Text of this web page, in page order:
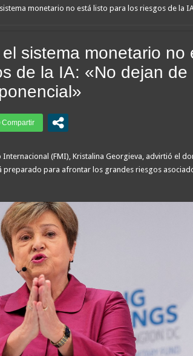
monetario no está listo para los riesgos de la
sistema monetario no
de la IA: «No dejan de
(FMI), Kristalina Georgieva, advirtió el
preparado para afrontar los grandes riesgos